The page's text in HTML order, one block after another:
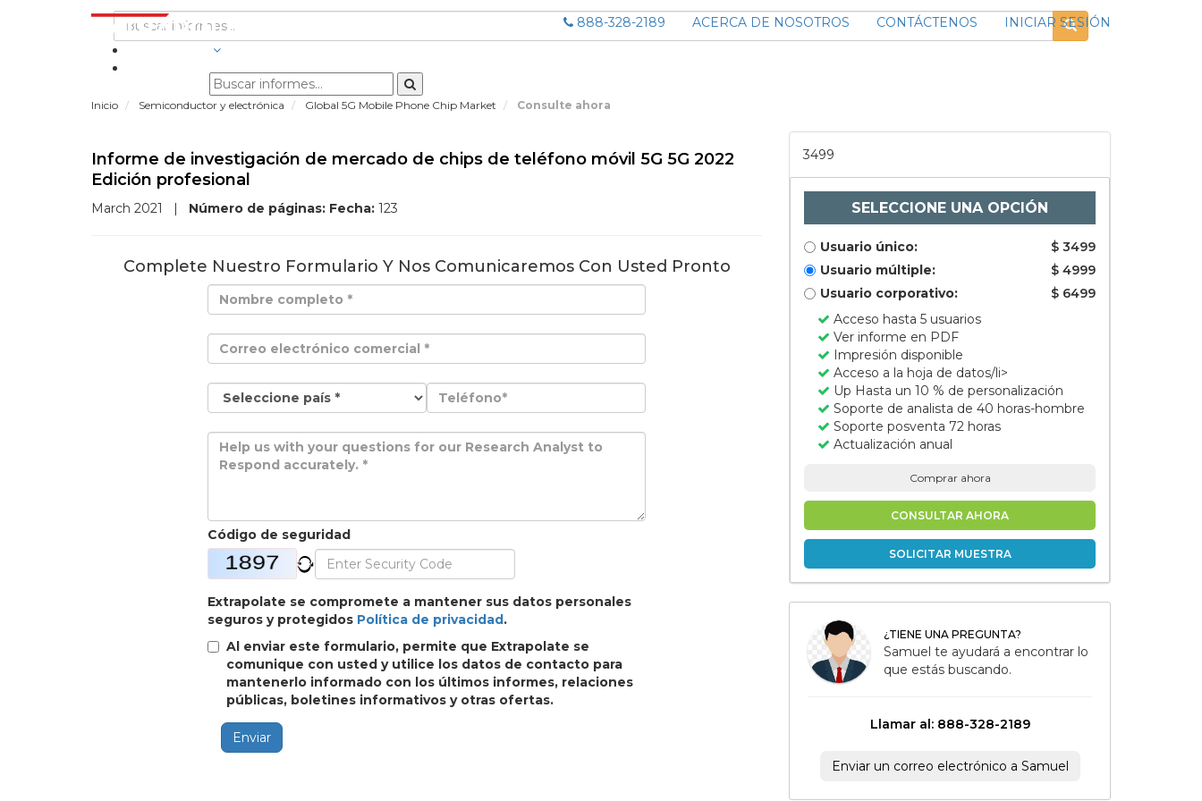
888-328-2189 ACERCA DE NOSOTROS CONTÁCTENOS
INICIAR SESIÓN
Inicio Semiconductor y electrónica Global 5G Mobile Phone Chip Market Consulte ahora
Informe de investigación de mercado de chips de teléfono móvil 5G 5G 2022
Edición profesional
March 2021 | Número de páginas: Fecha: 123
Complete Nuestro Formulario Y Nos Comunicaremos Con Usted Pronto
Código de seguridad
Extrapolate se compromete a mantener sus datos personales
seguros y protegidos Política de privacidad.
Al enviar este formulario, permite que Extrapolate se
comunique con usted y utilice los datos de contacto para
mantenerlo informado con los últimos informes, relaciones
públicas, boletines informativos y otras ofertas.
Enviar
3499
SELECCIONE UNA OPCIÓN
Usuario único:
$ 3499
Usuario múltiple:
$ 4999
Usuario corporativo:
$ 6499
Acceso hasta 5 usuarios
Ver informe en PDF
Impresión disponible
Acceso a la hoja de datos/li>
Up Hasta un 10 % de personalización
Soporte de analista de 40 horas-hombre
Soporte posventa 72 horas
Actualización anual
Comprar ahora
CONSULTAR AHORA
SOLICITAR MUESTRA
¿TIENE UNA PREGUNTA?
Samuel te ayudará a encontrar lo
que estás buscando.
Llamar al: 888-328-2189
Enviar un correo electrónico a Samuel